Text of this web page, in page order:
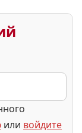
или войдите